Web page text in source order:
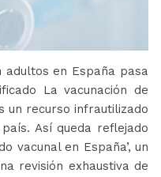
adultos en España pasa
La vacunación de
un recurso infrautilizado
Así queda reflejado
vacunal en España’, un
revisión exhaustiva de